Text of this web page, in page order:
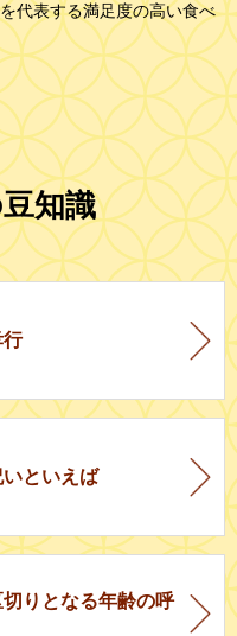
代表する満足度の高い食べ
知識
行
といえば
りとなる年齢の呼